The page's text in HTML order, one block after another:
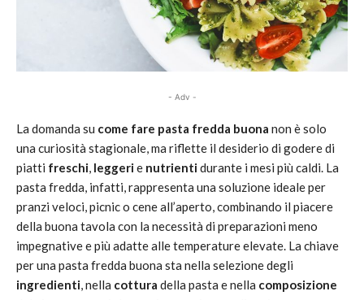
- Adv -
La domanda su come fare pasta fredda buona non è solo
una curiosità stagionale, ma riflette il desiderio di godere di
piatti freschi, leggerie nutrientidurante i mesi più caldi. La
pasta fredda, infatti, rappresenta una soluzione ideale per
pranzi veloci, picnic o cene all’aperto, combinando il piacere
della buona tavola con la necessità di preparazioni meno
impegnative e più adatte alle temperature elevate. La chiave
per una pasta fredda buona sta nella selezione degli
ingredienti, nella cottura della pasta e nella composizione